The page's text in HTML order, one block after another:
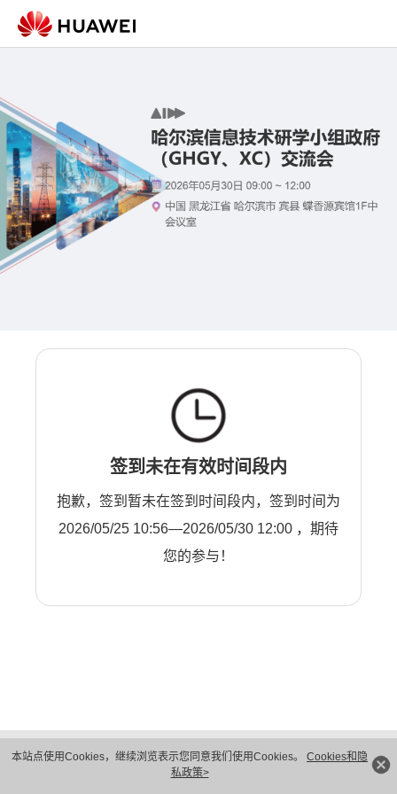
本站点使用Cookies，继续浏览表示您同意我们使用Cookies。 Cookies和隐
私政策>
签到未在有效时间段内
抱歉，签到暂未在签到时间段内，签到时间为
2026/05/25 10:56—2026/05/30 12:00 ，期待
您的参与！
隐私保护
法律声明